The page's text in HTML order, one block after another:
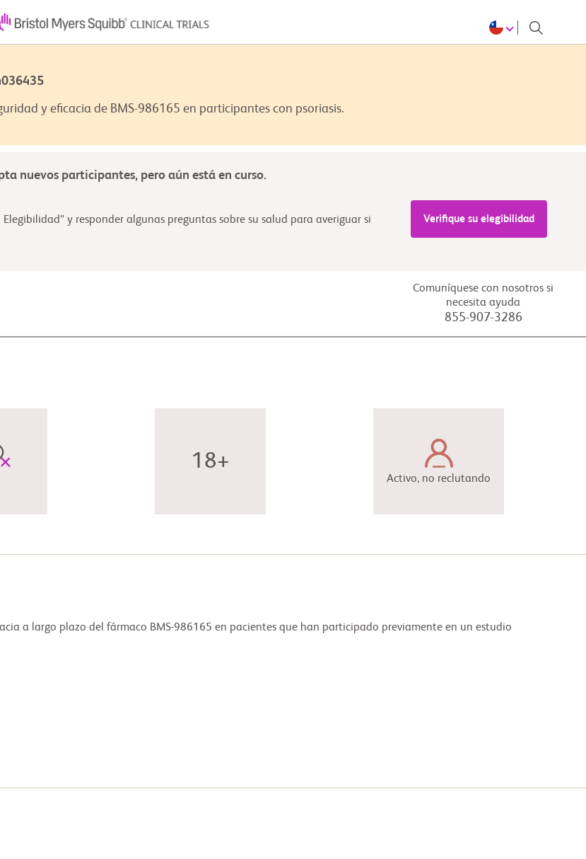
y eficacia de BMS-986165 en participantes con psoriasis.
nuevos participantes, pero aún está en curso.
y responder algunas preguntas sobre su salud para averiguar si
Verifique su elegibilidad
Comuníquese con nosotros si
necesita ayuda
855-907-3286
18+
Activo, no reclutando
a largo plazo del fármaco BMS-986165 en pacientes que han participado previamente en un estudio